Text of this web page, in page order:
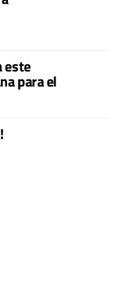
este
para el